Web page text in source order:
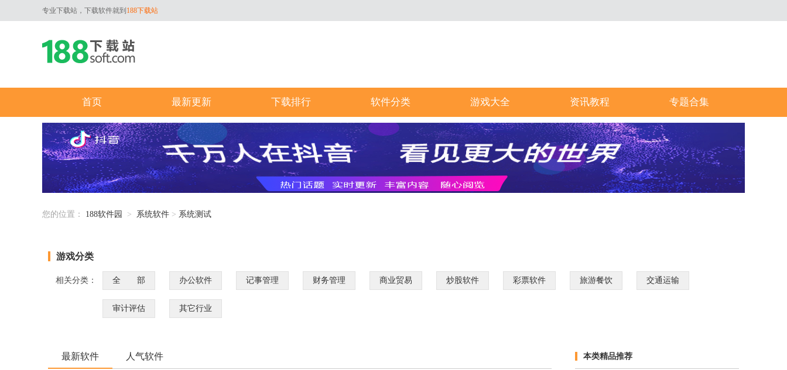
专业下载站，下载软件就到 188下载站
首页 最新更新 下载排行 软件分类 游戏大全 资讯教程 专题合集
您的位置： 188软件园 > 系统软件 > 系统测试
游戏分类
相关分类： 全 部 办公软件 记事管理 财务管理 商业贸易 炒股软件 彩票软件 旅游餐饮 交通运输
审计评估 其它行业
最新软件 人气软件 本类精品推荐